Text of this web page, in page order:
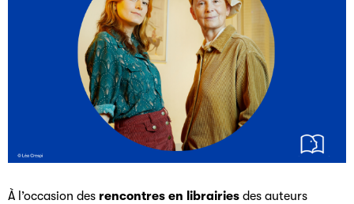
À l’occasion des rencontres en librairies des auteurs